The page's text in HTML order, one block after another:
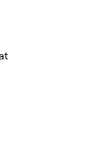
mennyiség